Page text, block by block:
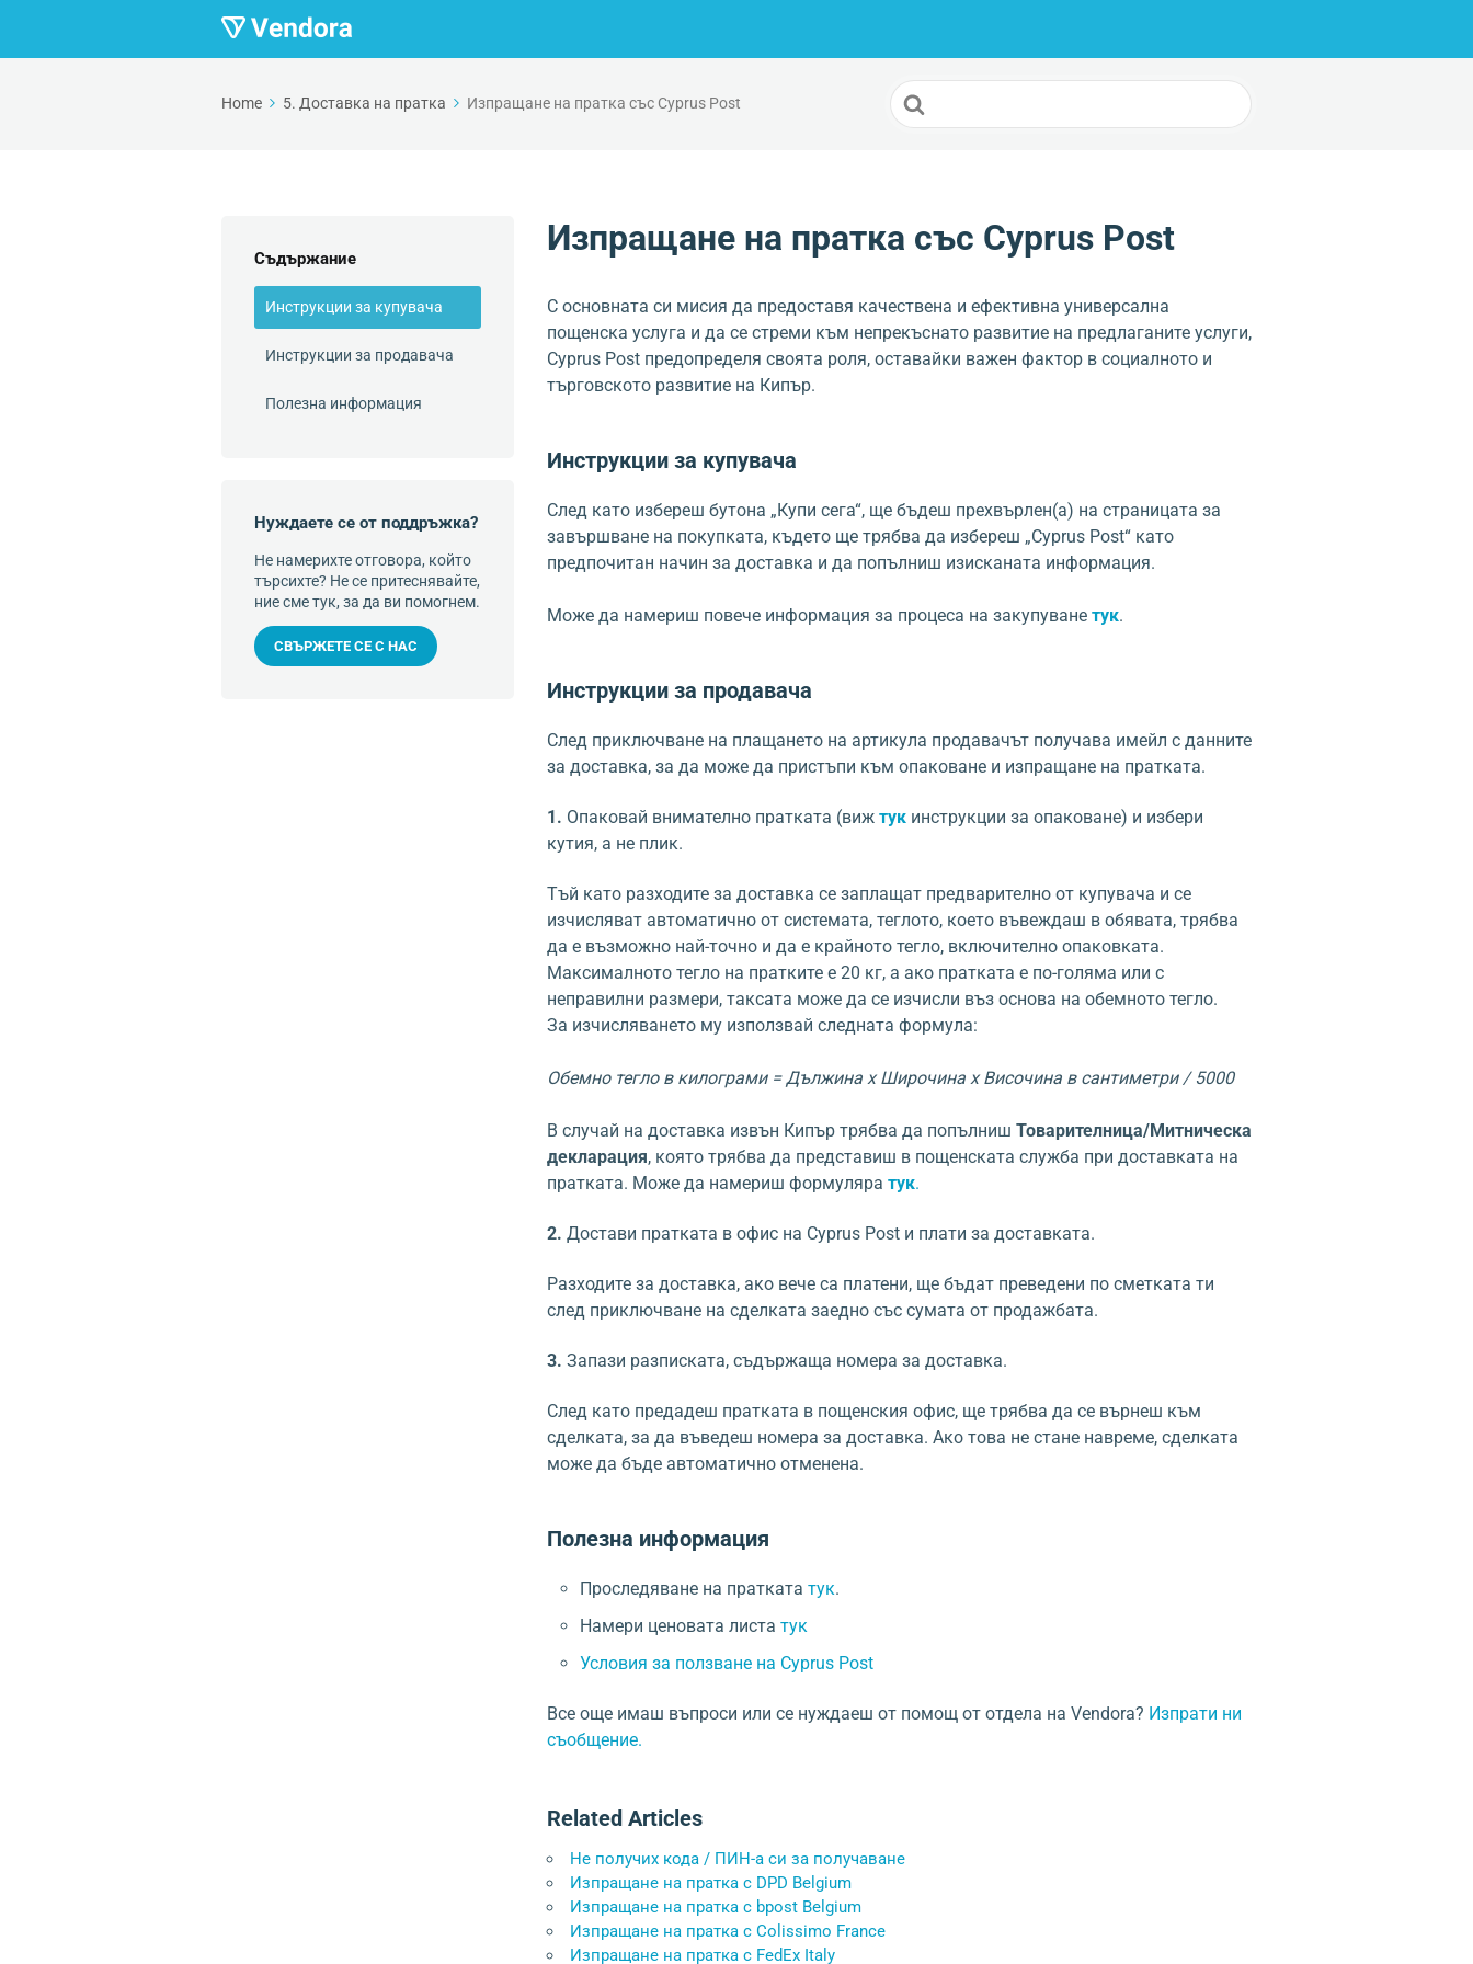
Home 5. Доставка на пратка Изпращане на пратка със Cyprus Post
Search
For
Съдържание
Инструкции за купувача
Инструкции за продавача
Полезна информация
Нуждаете се от поддръжка?
Не намерихте отговора, който
търсихте? Не се притеснявайте,
ние сме тук, за да ви помогнем.
СВЪРЖЕТЕ СЕ С НАС
Изпращане на пратка със Cyprus Post
С основната си мисия да предоставя качествена и ефективна универсална
пощенска услуга и да се стреми към непрекъснато развитие на предлаганите услуги,
Cyprus Post предопределя своята роля, оставайки важен фактор в социалното и
търговското развитие на Кипър.
Инструкции за купувача
След като избереш бутона „Купи сега“, ще бъдеш прехвърлен(а) на страницата за
завършване на покупката, където ще трябва да избереш „Cyprus Post“ като
предпочитан начин за доставка и да попълниш изисканата информация.
Може да намериш повече информация за процеса на закупуване тук.
Инструкции за продавача
След приключване на плащането на артикула продавачът получава имейл с данните
за доставка, за да може да пристъпи към опаковане и изпращане на пратката.
1. Опаковай внимателно пратката (виж тук инструкции за опаковане) и избери
кутия, а не плик.
Тъй като разходите за доставка се заплащат предварително от купувача и се
изчисляват автоматично от системата, теглото, което въвеждаш в обявата, трябва
да е възможно най-точно и да е крайното тегло, включително опаковката.
Максималното тегло на пратките е 20 кг, а ако пратката е по-голяма или с
неправилни размери, таксата може да се изчисли въз основа на обемното тегло.
За изчисляването му използвай следната формула:
Обемно тегло в килограми = Дължина х Широчина х Височина в сантиметри / 5000
В случай на доставка извън Кипър трябва да попълниш Товарителница/Митническа
декларация, която трябва да представиш в пощенската служба при доставката на
пратката. Може да намериш формуляра тук.
2. Достави пратката в офис на Cyprus Post и плати за доставката.
Разходите за доставка, ако вече са платени, ще бъдат преведени по сметката ти
след приключване на сделката заедно със сумата от продажбата.
3. Запази разписката, съдържаща номера за доставка.
След като предадеш пратката в пощенския офис, ще трябва да се върнеш към
сделката, за да въведеш номера за доставка. Ако това не стане навреме, сделката
може да бъде автоматично отменена.
Полезна информация
Проследяване на пратката тук.
Намери ценовата листа тук
Условия за ползване на Cyprus Post
Все още имаш въпроси или се нуждаеш от помощ от отдела на Vendora? Изпрати ни
съобщение.
Related Articles
Не получих кода / ПИН-а си за получаване
Изпращане на пратка с DPD Belgium
Изпращане на пратка с bpost Belgium
Изпращане на пратка с Colissimo France
Изпращане на пратка с FedEx Italy